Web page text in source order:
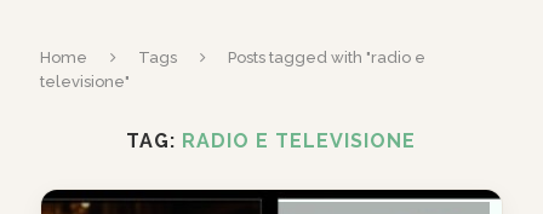
Home Tags
Posts tagged with "radio e
televisione"
TAG: RADIO E TELEVISIONE